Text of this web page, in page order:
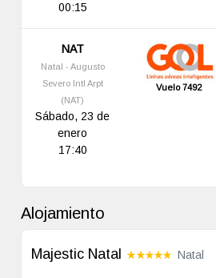
00:15
NAT
Natal - Augusto
Severo Intl Arpt
(NAT)
Sábado, 23 de
enero
17:40
Vuelo 7492
Alojamiento
Majestic Natal Natal